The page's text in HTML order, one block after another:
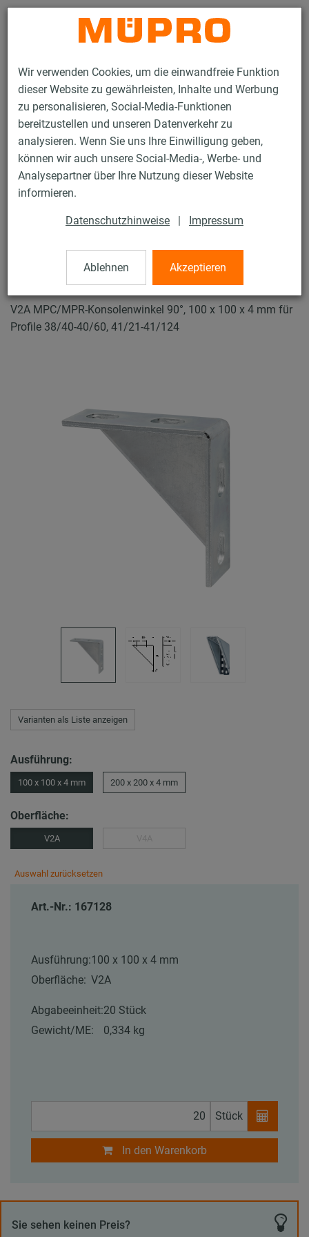
Wir verwenden Cookies, um die einwandfreie Funktion
dieser Website zu gewährleisten, Inhalte und Werbung
zu personalisieren, Social-Media-Funktionen
bereitzustellen und unseren Datenverkehr zu
analysieren. Wenn Sie uns Ihre Einwilligung geben,
können wir auch unsere Social-Media-, Werbe- und
Analysepartner über Ihre Nutzung dieser Website
informieren.
Datenschutzhinweise | Impressum
Ablehnen Akzeptieren
Kontakt
Produkte Befestigungstechnik
Lüftungsbefestigung
Installationsschienen für die Lüftungsbefestigung
MPR-Systemschienen (leichter bis mittlerer Lastbereich)
Konsolenwinkel
52 / 64
Konsolenwinkel
V2A MPC/MPR-Konsolenwinkel 90°, 100 x 100 x 4 mm für
Profile 38/40-40/60, 41/21-41/124
Varianten als Liste anzeigen
Ausführung:
100 x 100 x 4 mm 200 x 200 x 4 mm
Oberfläche:
V2A
Auswahl zurücksetzen
Art.-Nr.: 167128
Ausführung:100 x 100 x 4 mm
Oberfläche: V2A
Abgabeeinheit:20 Stück
Gewicht/ME:
0,334 kg
Stück
In den Warenkorb
Sie sehen keinen Preis?